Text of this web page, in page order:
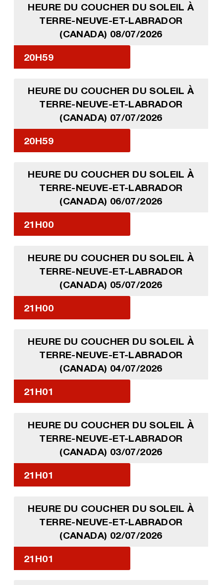
HEURE DU COUCHER DU SOLEIL À
TERRE-NEUVE-ET-LABRADOR
(CANADA) 08/07/2026
20H59
HEURE DU COUCHER DU SOLEIL À
TERRE-NEUVE-ET-LABRADOR
(CANADA) 07/07/2026
20H59
HEURE DU COUCHER DU SOLEIL À
TERRE-NEUVE-ET-LABRADOR
(CANADA) 06/07/2026
21H00
HEURE DU COUCHER DU SOLEIL À
TERRE-NEUVE-ET-LABRADOR
(CANADA) 05/07/2026
21H00
HEURE DU COUCHER DU SOLEIL À
TERRE-NEUVE-ET-LABRADOR
(CANADA) 04/07/2026
21H01
HEURE DU COUCHER DU SOLEIL À
TERRE-NEUVE-ET-LABRADOR
(CANADA) 03/07/2026
21H01
HEURE DU COUCHER DU SOLEIL À
TERRE-NEUVE-ET-LABRADOR
(CANADA) 02/07/2026
21H01